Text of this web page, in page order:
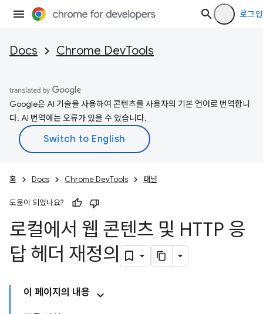
로그인
Docs Chrome DevTools
Google은 AI 기술을 사용하여 콘텐츠를 사용자의 기본 언어로 번역합니
다. AI 번역에는 오류가 있을 수 있습니다.
홈 Docs Chrome DevTools 패널
도움이 되었나요?
로컬에서 웹 콘텐츠 및 HTTP 응
답 헤더 재정의
이 페이지의 내용